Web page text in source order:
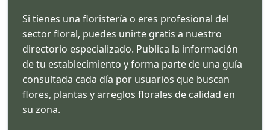
Si tienes una floristería o eres profesional del
sector floral, puedes unirte gratis a nuestro
directorio especializado. Publica la información
de tu establecimiento y forma parte de una guía
consultada cada día por usuarios que buscan
flores, plantas y arreglos florales de calidad en
su zona.